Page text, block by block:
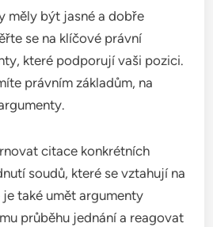
měly být jasné a dobře
se na klíčové právní
které podporují vaši pozici.
právním základům, na
citace konkrétních
soudů, které se vztahují na
také umět argumenty
průběhu jednání a reagovat